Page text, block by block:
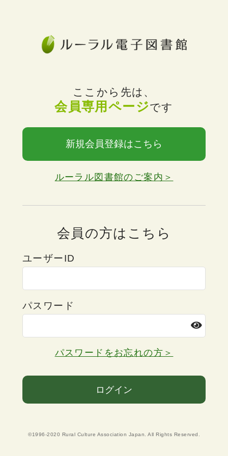
ここから先は、
会員専用ページです
新規会員登録はこちら
ルーラル図書館のご案内＞
会員の方はこちら
ユーザーID
パスワード
パスワードをお忘れの方＞
ログイン
©1996-2020 Rural Culture Association Japan. All Rights Reserved.